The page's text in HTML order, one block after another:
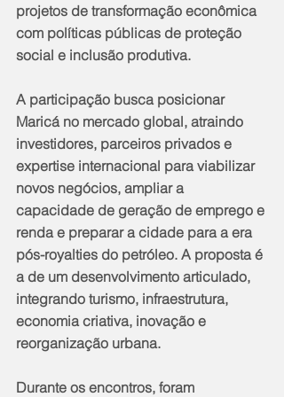
projetos de transformação econômica
com políticas públicas de proteção
social e inclusão produtiva.
A participação busca posicionar
Maricá no mercado global, atraindo
investidores, parceiros privados e
expertise internacional para viabilizar
novos negócios, ampliar a
capacidade de geração de emprego e
renda e preparar a cidade para a era
pós-royalties do petróleo. A proposta é
a de um desenvolvimento articulado,
integrando turismo, infraestrutura,
economia criativa, inovação e
reorganização urbana.
Durante os encontros, foram